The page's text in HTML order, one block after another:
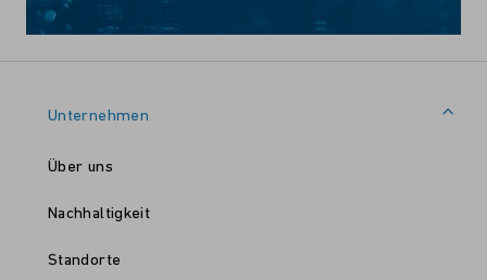
Unternehmen
Über uns
Nachhaltigkeit
Standorte